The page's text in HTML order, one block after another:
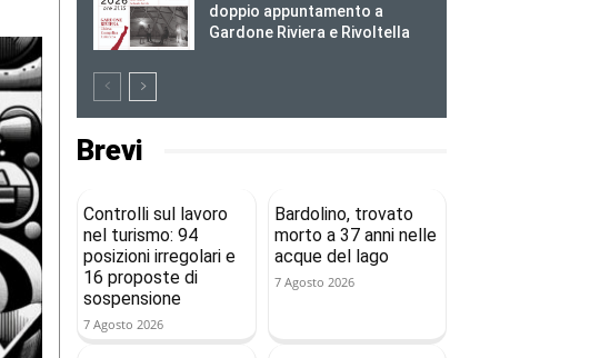
doppio appuntamento a
Gardone Riviera e Rivoltella
Brevi
Controlli sul lavoro
nel turismo: 94
posizioni irregolari e
16 proposte di
sospensione
7 Agosto 2026
Bardolino, trovato
morto a 37 anni nelle
acque del lago
7 Agosto 2026